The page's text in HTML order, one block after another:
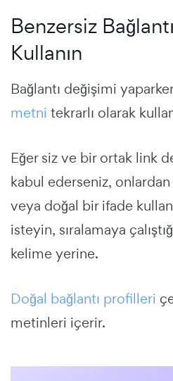
Benzersiz
Kullanın
Bağlantı değişimi
metni tekrarlı olarak
Eğer siz ve bir ortak link
kabul ederseniz, onlardan
veya doğal bir ifade
isteyin, sıralamaya
kelime yerine.
Doğal bağlantı profilleri
metinleri içerir.